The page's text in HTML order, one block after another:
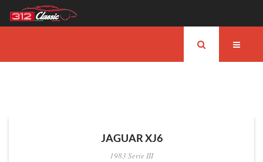
JAGUAR XJ6
1983 Serie III